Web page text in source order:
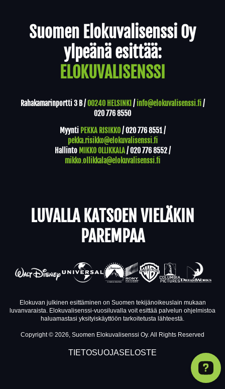
Suomen Elokuvalisenssi Oy
ylpeänä esittää:
ELOKUVALISENSSI
Rahakamarinportti 3 B /00240 HELSINKI / info@elokuvalisenssi.fi/
020 776 8550
Myynti PEKKA RISIKKO/020 776 8551/
pekka.risikko@elokuvalisenssi.fi
Hallinto MIKKO OLLIKKALA/020 776 8552/
mikko.ollikkala@elokuvalisenssi.fi
LUVALLA KATSOEN VIELÄKIN
PAREMPAA
Elokuvan julkinen esittäminen on Suomen tekijänoikeuslain mukaan
luvanvaraista. Elokuvalisenssi-vuosiluvalla voit esittää palvelun ohjelmistoa
haluamastasi yksityiskäyttöön tarkoitetusta lähteestä.
Copyright © 2026, Suomen Elokuvalisenssi Oy. All Rights Reserved
TIETOSUOJASELOSTE